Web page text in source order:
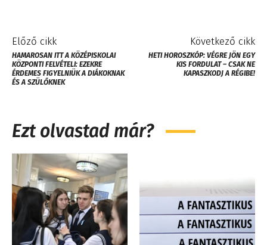
Előző cikk
HAMAROSAN ITT A KÖZÉPISKOLAI
KÖZPONTI FELVÉTELI: EZEKRE
ÉRDEMES FIGYELNIÜK A DIÁKOKNAK
ÉS A SZÜLŐKNEK
Következő cikk
HETI HOROSZKÓP: VÉGRE JÖN EGY
KIS FORDULAT – CSAK NE
KAPASZKODJ A RÉGIBE!
Ezt olvastad már?